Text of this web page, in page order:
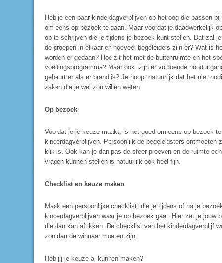
Heb je een paar kinderdagverblijven op het oog die passen
om eens op bezoek te gaan. Maar voordat je daadwerkelijk
op te schrijven die je tijdens je bezoek kunt stellen. Dat zal
de groepen in elkaar en hoeveel begeleiders zijn er? Wat is
worden er gedaan? Hoe zit het met de buitenruimte en het
voedingsprogramma? Maar ook: zijn er voldoende
gebeurt er als er brand is? Je hoopt natuurlijk dat het niet
zaken die je wel zou willen weten.
Op bezoek
Voordat je je keuze maakt, is het goed om eens op bezoek
kinderdagverblijven. Persoonlijk de begeleidsters ontmoeten
klik is. Ook kan je dan pas de sfeer proeven en de ruimte
vragen kunnen stellen is natuurlijk ook heel fijn.
Checklist en keuze maken
Maak een persoonlijke checklist, die je tijdens of na je
kinderdagverblijven waar je op bezoek gaat. Hier zet je jouw
die dan kan aftikken. De checklist van het kinderdagverblijf
zou dan de winnaar moeten zijn.
Heb jij je keuze al kunnen maken?